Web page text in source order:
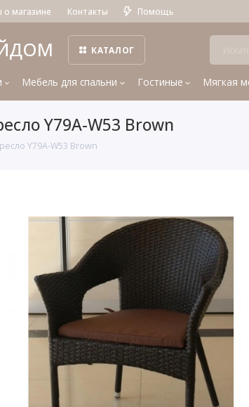
магазине Контакты Помощь
КАТАЛОГ
Мебель для спальни Гостиные Мягкая
Y79A-W53 Brown
Y79A-W53 Brown